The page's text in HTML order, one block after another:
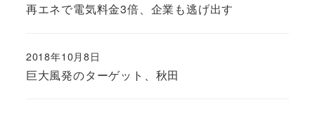
再エネで電気料金3倍、企業も逃げ出す
巨大風発のターゲット、秋田
2018年10月8日